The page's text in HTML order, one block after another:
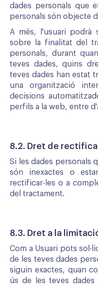
dades personals que
personals són objecte
A més, l'usuari podrà
sobre la finalitat del
personals, durant
teves dades, quins
teves dades han estat
una organització
decisions
perfils a la web, entre
8.2. Dret de
Si les dades personals
són inexactes o
rectificar-les o a
del tractament.
8.3. Dret a la
Com a Usuari pots
de les teves dades
siguin exactes, quan
ús de les teves